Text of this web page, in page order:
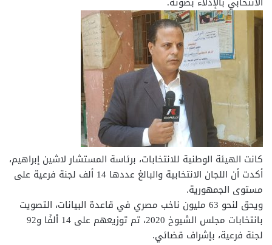
كانت الهيئة الوطنية للانتخابات، برئاسة المستشار لاشين إبراهيم،
أكدت أن اللجان الانتخابية والبالغ عددها 14 ألف لجنة فرعية على
مستوى الجمهورية.
ويحق لنحو 63 مليون ناخب مصري في قاعدة البيانات، التصويت
بانتخابات مجلس الشيوخ 2020، تم توزيعهم على 14 ألفًا و92
لجنة فرعية، بإشراف قضائي.